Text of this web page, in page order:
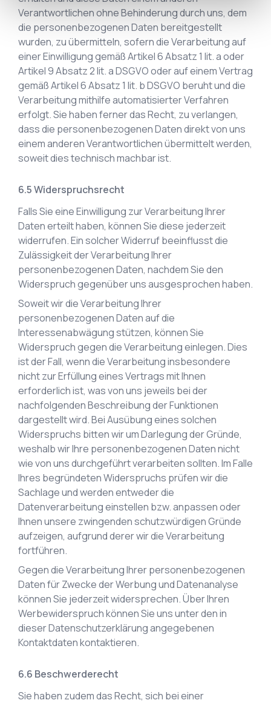
Verantwortlichen ohne Behinderung durch uns, dem
die personenbezogenen Daten bereitgestellt
wurden, zu übermitteln, sofern die Verarbeitung auf
einer Einwilligung gemäß Artikel 6 Absatz 1 lit. a oder
Artikel 9 Absatz 2 lit. a DSGVO oder auf einem Vertrag
gemäß Artikel 6 Absatz 1 lit. b DSGVO beruht und die
Verarbeitung mithilfe automatisierter Verfahren
erfolgt. Sie haben ferner das Recht, zu verlangen,
dass die personenbezogenen Daten direkt von uns
einem anderen Verantwortlichen übermittelt werden,
soweit dies technisch machbar ist.
Widerspruchsrecht
Falls Sie eine Einwilligung zur Verarbeitung Ihrer
Daten erteilt haben, können Sie diese jederzeit
widerrufen. Ein solcher Widerruf beeinflusst die
Zulässigkeit der Verarbeitung Ihrer
personenbezogenen Daten, nachdem Sie den
Widerspruch gegenüber uns ausgesprochen haben.
Soweit wir die Verarbeitung Ihrer
personenbezogenen Daten auf die
Interessenabwägung stützen, können Sie
Widerspruch gegen die Verarbeitung einlegen. Dies
ist der Fall, wenn die Verarbeitung insbesondere
nicht zur Erfüllung eines Vertrags mit Ihnen
erforderlich ist, was von uns jeweils bei der
nachfolgenden Beschreibung der Funktionen
dargestellt wird. Bei Ausübung eines solchen
Widerspruchs bitten wir um Darlegung der Gründe,
weshalb wir Ihre personenbezogenen Daten nicht
wie von uns durchgeführt verarbeiten sollten. Im Falle
Ihres begründeten Widerspruchs prüfen wir die
Sachlage und werden entweder die
Datenverarbeitung einstellen bzw. anpassen oder
Ihnen unsere zwingenden schutzwürdigen Gründe
aufzeigen, aufgrund derer wir die Verarbeitung
fortführen.
Gegen die Verarbeitung Ihrer personenbezogenen
Daten für Zwecke der Werbung und Datenanalyse
können Sie jederzeit widersprechen. Über Ihren
Werbewiderspruch können Sie uns unter den in
dieser Datenschutzerklärung angegebenen
Kontaktdaten kontaktieren.
Beschwerderecht
Sie haben zudem das Recht, sich bei einer